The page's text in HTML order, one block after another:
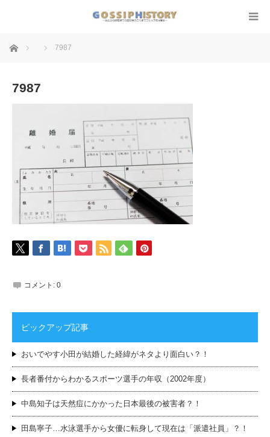
ホーム 7987
7987
コメント: 0
ピックアップ記事
おいでやす小田が結婚した経緯がネタより面白い？！
長者番付からわかるスポーツ選手の年収（2002年度）
中島知子は天然痘にかかった日本最後の被害者？！
田島寧子…水泳選手から女優に転身して現在は「派遣社員」？！